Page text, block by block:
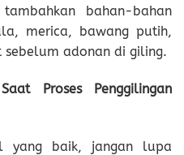
bahan-bahan
merica, bawang putih,
sebelum adonan di giling.
Proses Penggilingan
yang baik, jangan lupa